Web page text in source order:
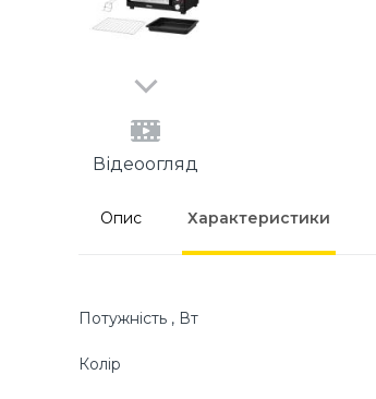
Відеоогляд
Опис Характеристики
Потужність , Вт
Колір